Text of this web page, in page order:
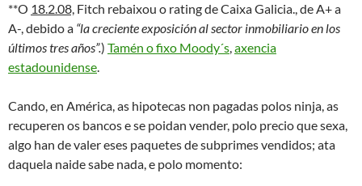
**O 18.2.08, Fitch rebaixou o rating de Caixa Galicia., de A+ a
A-, debido a “la creciente exposición al sector inmobiliario en los
últimos tres años”.) Tamén o fixo Moody´s,axencia
estadounidense.
Cando, en América, as hipotecas non pagadas polos ninja, as
recuperen os bancos e se poidan vender, polo precio que sexa,
algo han de valer eses paquetes de subprimes vendidos; ata
daquela naide sabe nada, e polo momento: